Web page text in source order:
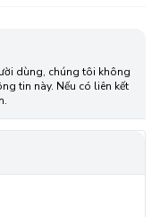
dùng, chúng tôi không
tin này. Nếu có liên kết